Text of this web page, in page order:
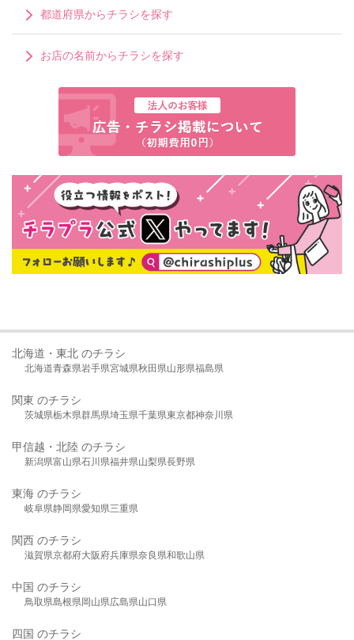
都道府県からチラシを探す
お店の名前からチラシを探す
北海道・東北 のチラシ
北海道青森県岩手県宮城県秋田県山形県福島県
関東 のチラシ
茨城県栃木県群馬県埼玉県千葉県東京都神奈川県
甲信越・北陸 のチラシ
新潟県富山県石川県福井県山梨県長野県
東海 のチラシ
岐阜県静岡県愛知県三重県
関西 のチラシ
滋賀県京都府大阪府兵庫県奈良県和歌山県
中国 のチラシ
鳥取県島根県岡山県広島県山口県
四国 のチラシ